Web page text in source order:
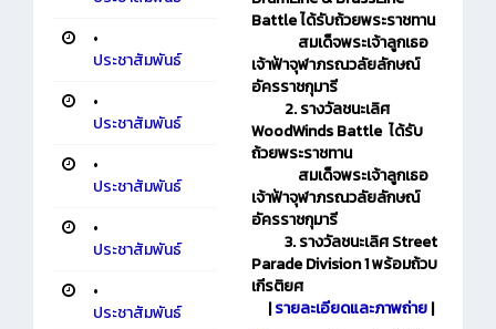
•
ประชาสัมพันธ์
•
ประชาสัมพันธ์
•
ประชาสัมพันธ์
•
ประชาสัมพันธ์
•
ประชาสัมพันธ์
Battle ได้รับถ้วยพระราชทาน
สมเด็จพระเจ้าลูกเธอ
เจ้าฟ้าจุฬาภรณวลัยลักษณ์
อัครราชกุมารี
2. รางวัลชนะเลิศ
WoodWinds Battle ได้รับ
ถ้วยพระราชทาน
สมเด็จพระเจ้าลูกเธอ
เจ้าฟ้าจุฬาภรณวลัยลักษณ์
อัครราชกุมารี
3. รางวัลชนะเลิศ Street
Parade Division 1 พร้อมถ้วบ
เกีรติยศ
|รายละเอียดและภาพถ่าย|